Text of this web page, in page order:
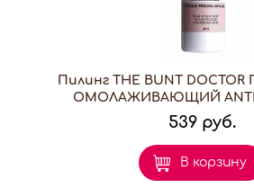
Пилинг THE BUNT
ОМОЛАЖИВАЮЩИЙ ANTI
539 руб.
В корзину